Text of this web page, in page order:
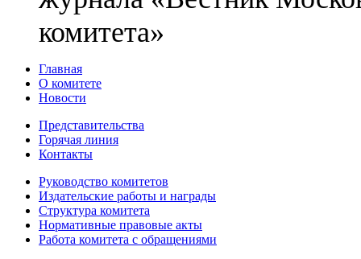
комитета»
Главная
О комитете
Новости
Представительства
Горячая линия
Контакты
Руководство комитетов
Издательские работы и награды
Структура комитета
Нормативные правовые акты
Работа комитета с обращениями